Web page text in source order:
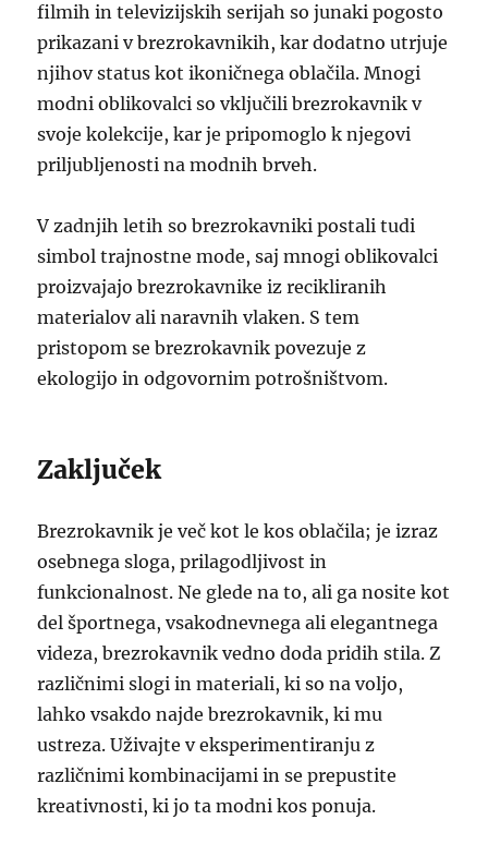
filmih in televizijskih serijah so junaki pogosto
prikazani v brezrokavnikih, kar dodatno utrjuje
njihov status kot ikoničnega oblačila. Mnogi
modni oblikovalci so vključili brezrokavnik v
svoje kolekcije, kar je pripomoglo k njegovi
priljubljenosti na modnih brveh.
V zadnjih letih so brezrokavniki postali tudi
simbol trajnostne mode, saj mnogi oblikovalci
proizvajajo brezrokavnike iz recikliranih
materialov ali naravnih vlaken. S tem
pristopom se brezrokavnik povezuje z
ekologijo in odgovornim potrošništvom.
Zaključek
Brezrokavnik je več kot le kos oblačila; je izraz
osebnega sloga, prilagodljivost in
funkcionalnost. Ne glede na to, ali ga nosite kot
del športnega, vsakodnevnega ali elegantnega
videza, brezrokavnik vedno doda pridih stila. Z
različnimi slogi in materiali, ki so na voljo,
lahko vsakdo najde brezrokavnik, ki mu
ustreza. Uživajte v eksperimentiranju z
različnimi kombinacijami in se prepustite
kreativnosti, ki jo ta modni kos ponuja.